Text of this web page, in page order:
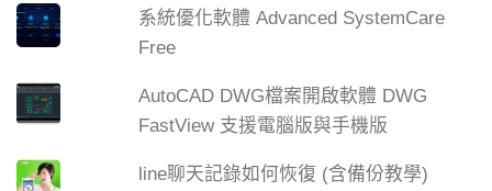
系統優化軟體 Advanced SystemCare
Free
AutoCAD DWG檔案開啟軟體 DWG
FastView 支援電腦版與手機版
line聊天記錄如何恢復 (含備份教學)